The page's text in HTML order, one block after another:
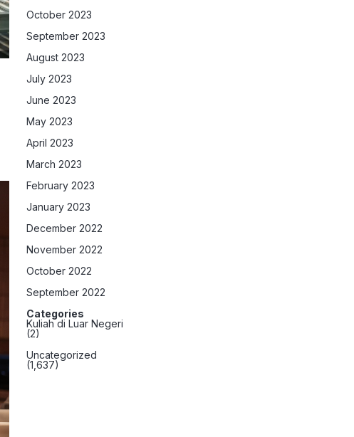
October 2023
September 2023
August 2023
July 2023
June 2023
May 2023
April 2023
March 2023
February 2023
January 2023
December 2022
November 2022
October 2022
September 2022
Categories
Kuliah di Luar Negeri
(2)
Uncategorized
(1,637)